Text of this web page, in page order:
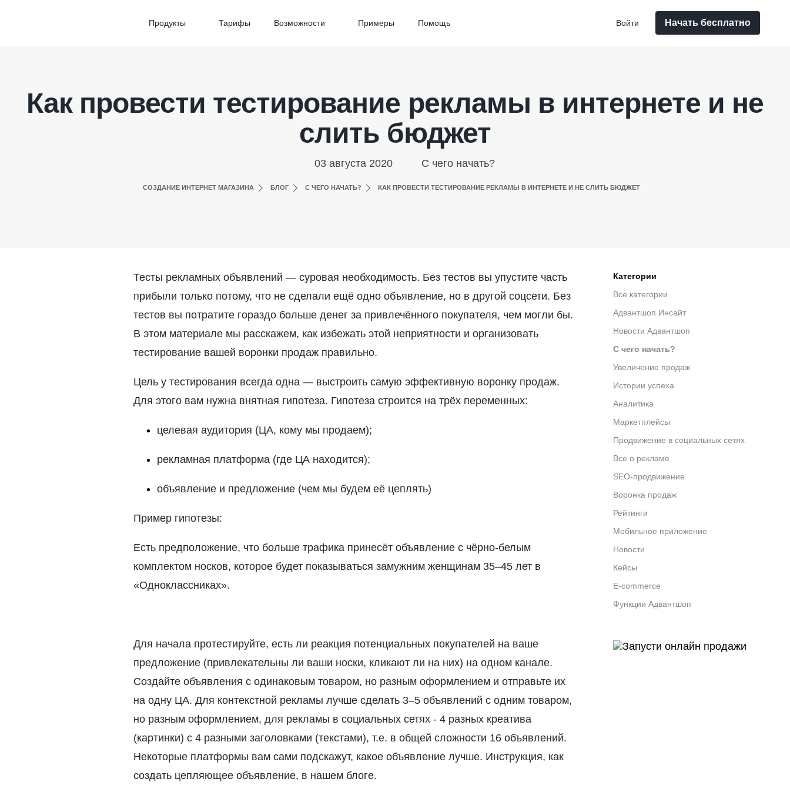
Продукты Тарифы Возможности Примеры Помощь Начать бесплатно
Войти
Как провести тестирование рекламы в интернете и не
слить бюджет
03 августа 2020 С чего начать?
СОЗДАНИЕ ИНТЕРНЕТ МАГАЗИНА БЛОГ С ЧЕГО НАЧАТЬ? КАК ПРОВЕСТИ ТЕСТИРОВАНИЕ РЕКЛАМЫ В ИНТЕРНЕТЕ И НЕ СЛИТЬ БЮДЖЕТ
Категории
Все категории
Адвантшоп Инсайт
Новости Адвантшоп
С чего начать?
Увеличение продаж
Истории успеха
Аналитика
Маркетплейсы
Продвижение в социальных сетях
Все о рекламе
SEO-продвижение
Воронка продаж
Рейтинги
Мобильное приложение
Новости
Кейсы
E-commerce
Функции Адвантшоп
Тесты рекламных объявлений — суровая необходимость. Без тестов вы упустите часть
прибыли только потому, что не сделали ещё одно объявление, но в другой соцсети. Без
тестов вы потратите гораздо больше денег за привлечённого покупателя, чем могли бы.
В этом материале мы расскажем, как избежать этой неприятности и организовать
тестирование вашей воронки продаж правильно.
Цель у тестирования всегда одна — выстроить самую эффективную воронку продаж.
Для этого вам нужна внятная гипотеза. Гипотеза строится на трёх переменных:
целевая аудитория (ЦА, кому мы продаем);
рекламная платформа (где ЦА находится);
объявление и предложение (чем мы будем её цеплять)
Пример гипотезы:
Есть предположение, что больше трафика принесёт объявление с чёрно-белым
комплектом носков, которое будет показываться замужним женщинам 35–45 лет в
«Одноклассниках».
Для начала протестируйте, есть ли реакция потенциальных покупателей на ваше
предложение (привлекательны ли ваши носки, кликают ли на них) на одном канале.
Создайте объявления с одинаковым товаром, но разным оформлением и отправьте их
на одну ЦА. Для контекстной рекламы лучше сделать 3–5 объявлений с одним товаром,
но разным оформлением, для рекламы в социальных сетях - 4 разных креатива
(картинки) с 4 разными заголовками (текстами), т.е. в общей сложности 16 объявлений.
Некоторые платформы вам сами подскажут, какое объявление лучше. Инструкция, как
создать цепляющее объявление, в нашем блоге.